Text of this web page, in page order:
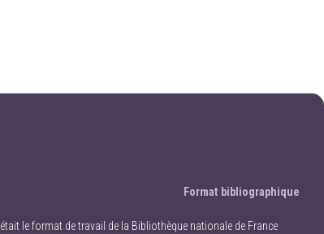
Format bibliographique
était le format de travail de la Bibliothèque nationale de France